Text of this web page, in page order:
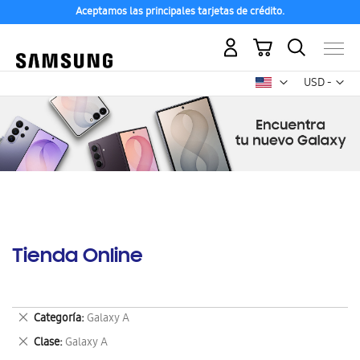
Aceptamos las principales tarjetas de crédito.
USD -
dólar
Mi carrito
Tienda Online
Categoría Galaxy A
Eliminar
este
artículo
Clase Galaxy A
Eliminar